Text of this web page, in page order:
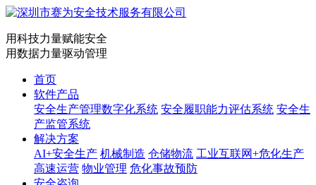
用科技力量赋能安全
用数据力量驱动管理
首页
软件产品
安全生产管理数字化系统 安全履职能力评估系统 安全生
产监管系统
解决方案
AI+安全生产 机械制造 仓储物流 工业互联网+危化生产
高速运营 物业管理 危化事故预防